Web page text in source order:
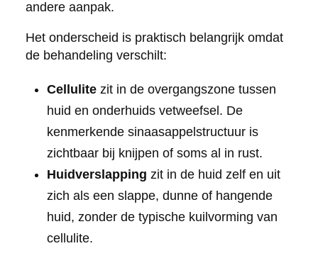
andere aanpak.
Het onderscheid is praktisch belangrijk omdat
de behandeling verschilt:
Cellulitezit in de overgangszone tussen
huid en onderhuids vetweefsel. De
kenmerkende sinaasappelstructuur is
zichtbaar bij knijpen of soms al in rust.
Huidverslapping zit in de huid zelf en uit
zich als een slappe, dunne of hangende
huid, zonder de typische kuilvorming van
cellulite.